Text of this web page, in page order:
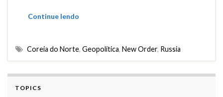
Continue lendo
Coreia do Norte, Geopolítica, New Order, Russia
TOPICS